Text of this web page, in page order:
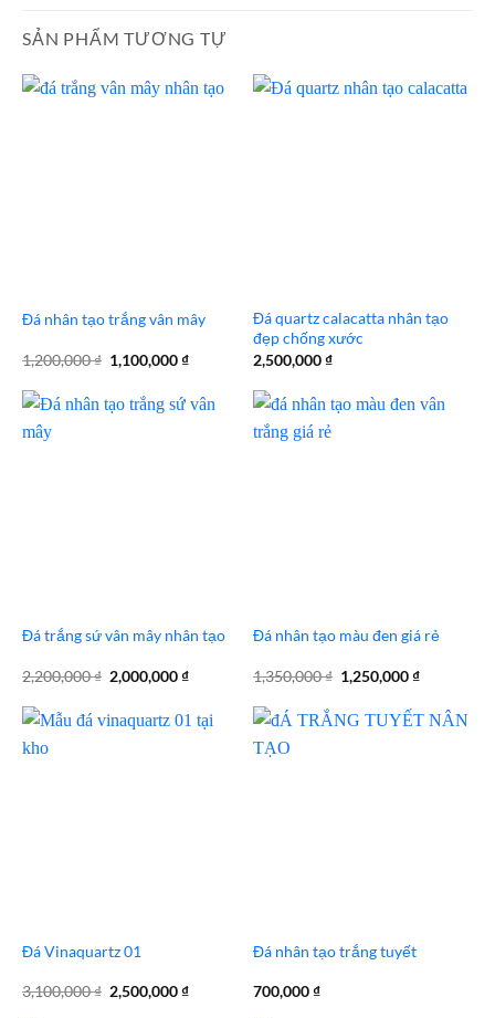
SẢN PHẨM TƯƠNG TỰ
Đá nhân tạo trắng vân mây
1,200,000₫ Giá
gốc
1,200,000 ₫.
1,100,000₫Giá
là:
1,100,000 ₫.
Đá quartz calacatta nhân tạo
đẹp chống xước
2,500,000₫
Đá trắng sứ vân mây nhân tạo
2,200,000₫ Giá
gốc
2,200,000 ₫.
2,000,000₫Giá
là:
Đá nhân tạo màu đen giá rẻ
1,350,000₫ Giá
gốc
1,350,000 ₫.
1,250,000₫Giá
là:
Đá Vinaquartz 01
3,100,000₫ Giá
2,500,000₫Giá
Đá nhân tạo trắng tuyết
700,000₫